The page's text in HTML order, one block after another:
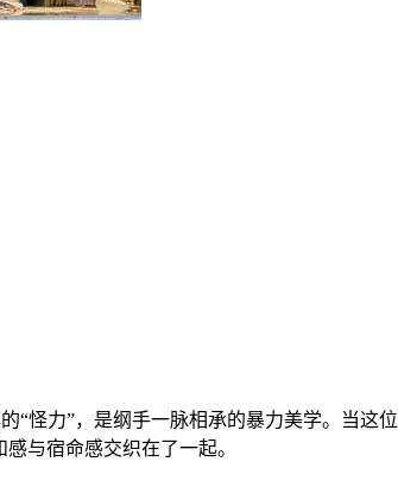
怪力”，是纲手一脉相承的暴力美学。当这
与宿命感交织在了一起。